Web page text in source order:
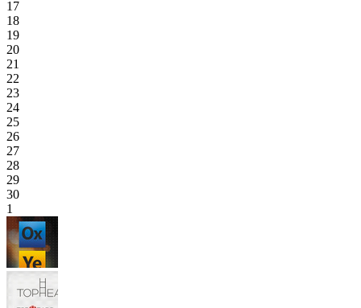
17
18
19
20
21
22
23
24
25
26
27
28
29
30
1